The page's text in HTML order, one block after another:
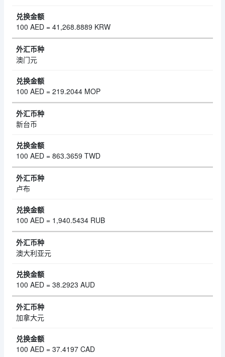
100 AED = 41,268.8889 KRW
澳门元
100 AED = 219.2044 MOP
新台币
100 AED = 863.3659 TWD
卢布
100 AED = 1,940.5434 RUB
澳大利亚元
100 AED = 38.2923 AUD
加拿大元
100 AED = 37.4197 CAD